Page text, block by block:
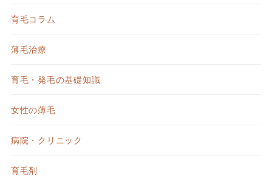
育毛コラム
薄毛治療
育毛・発毛の基礎知識
女性の薄毛
病院・クリニック
育毛剤